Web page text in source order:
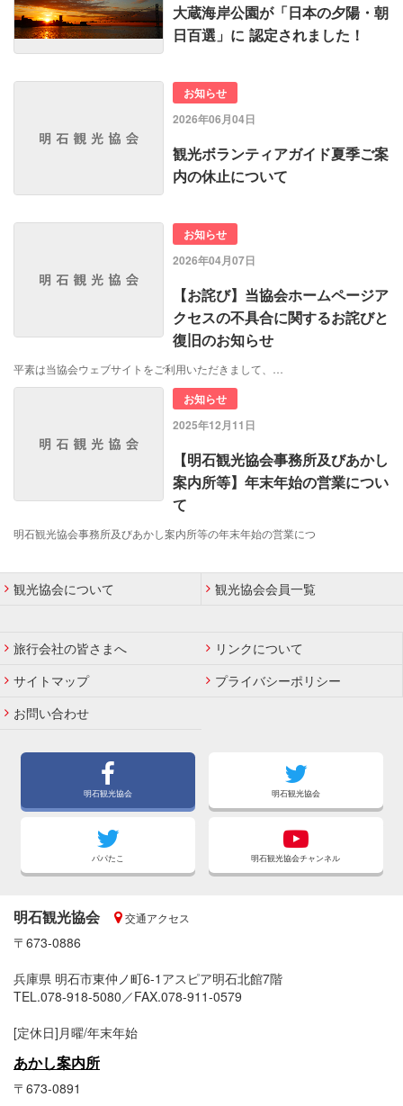
大蔵海岸公園が「日本の夕陽・朝
日百選」に 認定されました！
お知らせ
2026年06月04日
観光ボランティアガイド夏季ご案
内の休止について
お知らせ
2026年04月07日
【お詫び】当協会ホームページア
クセスの不具合に関するお詫びと
復旧のお知らせ
平素は当協会ウェブサイトをご利用いただきまして、…
お知らせ
2025年12月11日
【明石観光協会事務所及びあかし
案内所等】年末年始の営業につい
て
明石観光協会事務所及びあかし案内所等の年末年始の営業につ
観光協会について 観光協会会員一覧
旅行会社の皆さまへ
リンクについて
サイトマップ
プライバシーポリシー
お問い合わせ
明石観光協会 明石観光協会
パパたこ 明石観光協会チャンネル
明石観光協会 交通アクセス
〒673-0886
兵庫県 明石市東仲ノ町6-1アスピア明石北館7階
TEL.078-918-5080／FAX.078-911-0579
[定休日]月曜/年末年始
あかし案内所
〒673-0891